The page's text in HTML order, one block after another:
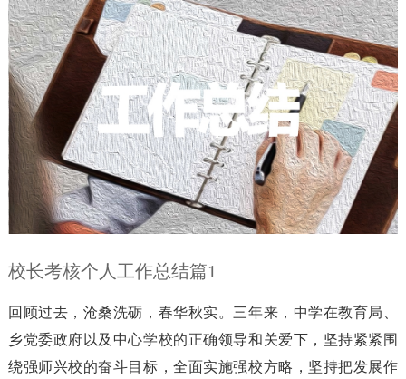
校长考核个人工作总结篇1
回顾过去，沧桑洗砺，春华秋实。三年来，中学在教育局、
乡党委政府以及中心学校的正确领导和关爱下，坚持紧紧围
绕强师兴校的奋斗目标，全面实施强校方略，坚持把发展作